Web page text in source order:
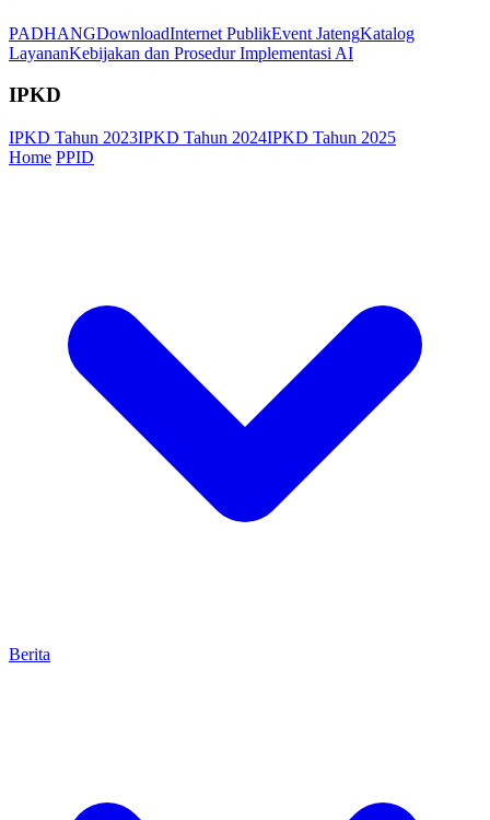
PADHANGDownloadInternet PublikEvent JatengKatalog
LayananKebijakan dan Prosedur Implementasi AI
IPKD
IPKD Tahun 2023IPKD Tahun 2024IPKD Tahun 2025
Home PPID
Berita